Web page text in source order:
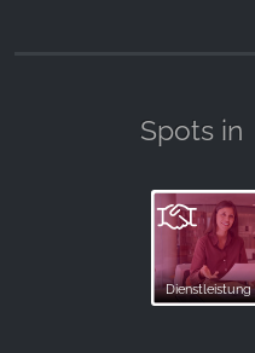
Spots in
Dienstleistung